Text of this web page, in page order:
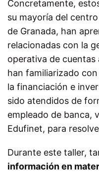
Concretamente,
su mayoría del
de Granada, han
relacionadas con la
operativa de cuentas
han familiarizado
la financiación e
sido atendidos de
empleado de banca,
Edufinet, para
Durante este taller,
información en